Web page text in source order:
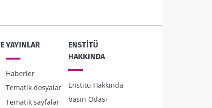
nasıl
YAYINLAR
Haberler
Tematik dosyalar
Tematik sayfalar
ENSTITÜ
HAKKINDA
Enstitü Hakkında
basın Odası